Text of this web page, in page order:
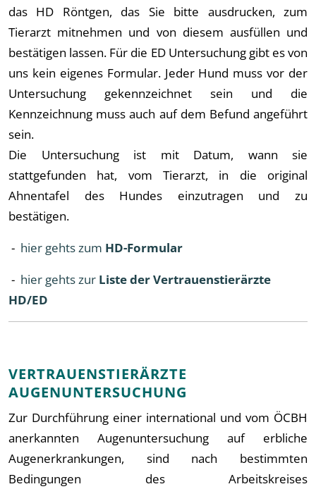
das HD Röntgen, das Sie bitte ausdrucken, zum
Tierarzt mitnehmen und von diesem ausfüllen und
bestätigen lassen. Für die ED Untersuchung gibt es von
uns kein eigenes Formular. Jeder Hund muss vor der
Untersuchung gekennzeichnet sein und die
Kennzeichnung muss auch auf dem Befund angeführt
sein.
Die Untersuchung ist mit Datum, wann sie
stattgefunden hat, vom Tierarzt, in die original
Ahnentafel des Hundes einzutragen und zu
bestätigen.
- hier gehts zum HD-Formular
- hier gehts zur Liste der Vertrauenstierärzte
HD/ED
VERTRAUENSTIERÄRZTE
AUGENUNTERSUCHUNG
Zur Durchführung einer international und vom ÖCBH
anerkannten Augenuntersuchung auf erbliche
Augenerkrankungen, sind nach bestimmten
Bedingungen des Arbeitskreises